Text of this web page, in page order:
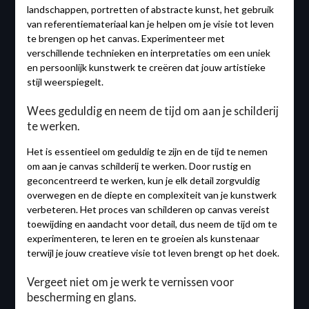
landschappen, portretten of abstracte kunst, het gebruik
van referentiemateriaal kan je helpen om je visie tot leven
te brengen op het canvas. Experimenteer met
verschillende technieken en interpretaties om een uniek
en persoonlijk kunstwerk te creëren dat jouw artistieke
stijl weerspiegelt.
Wees geduldig en neem de tijd om aan je schilderij
te werken.
Het is essentieel om geduldig te zijn en de tijd te nemen
om aan je canvas schilderij te werken. Door rustig en
geconcentreerd te werken, kun je elk detail zorgvuldig
overwegen en de diepte en complexiteit van je kunstwerk
verbeteren. Het proces van schilderen op canvas vereist
toewijding en aandacht voor detail, dus neem de tijd om te
experimenteren, te leren en te groeien als kunstenaar
terwijl je jouw creatieve visie tot leven brengt op het doek.
Vergeet niet om je werk te vernissen voor
bescherming en glans.